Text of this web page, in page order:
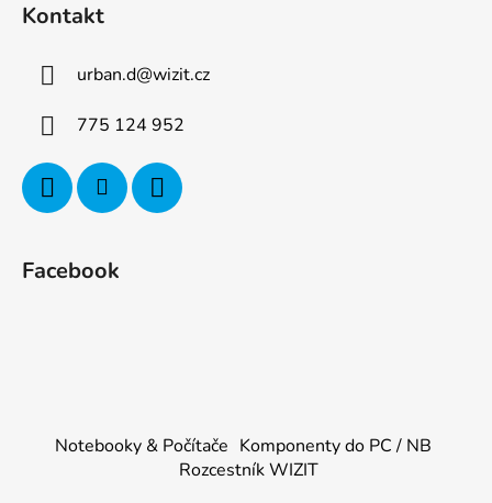
Kontakt
urban.d@wizit.cz
775 124 952
Facebook
Notebooky & Počítače Komponenty do PC / NB
Rozcestník WIZIT